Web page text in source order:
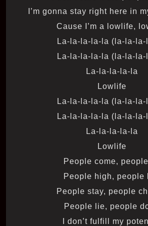
I’m gonna stay right here in
La-la-la-la-la (la-la-la-
La-la-la-la-la (la-la-la-
La-la-la-la-la
Lowlife
La-la-la-la-la (la-la-la-
La-la-la-la-la (la-la-la-
La-la-la-la-la
Lowlife
People come,
People high, people
People stay, people
People lie, people
I don’t fulfill my